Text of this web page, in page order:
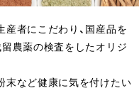
産者にこだわり、国産品を
留農薬の検査をしたオリジ
末など健康に気を付けたい